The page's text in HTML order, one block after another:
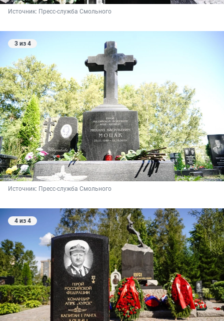
Источник: Пресс-служба Смольного
3 из 4
Источник: Пресс-служба Смольного
4 из 4